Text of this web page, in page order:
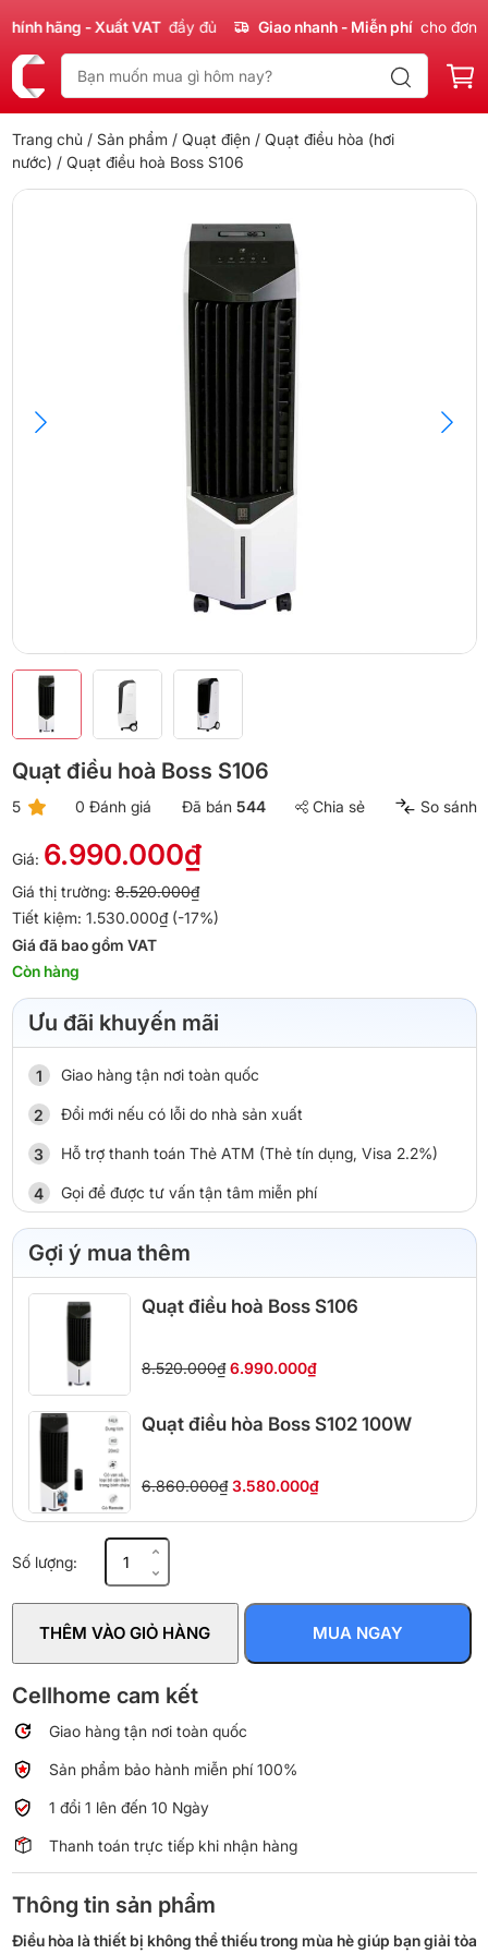
hãng - Xuất VAT đầy đủ Giao nhanh - Miễn phí cho đơn
Trang chủ / Sản phẩm / Quạt điện / Quạt điều hòa (hơi
nước) / Quạt điều hoà Boss S106
Quạt điều hoà Boss S106
5 0 Đánh giá Đã bán 544 Chia sẻ So sánh
Giá: 6.990.000₫
Giá thị trường:8.520.000₫
Tiết kiệm: 1.530.000₫ (-17%)
Giá đã bao gồm VAT
Còn hàng
Ưu đãi khuyến mãi
Giao hàng tận nơi toàn quốc
Đổi mới nếu có lỗi do nhà sản xuất
Hỗ trợ thanh toán Thẻ ATM (Thẻ tín dụng, Visa 2.2%)
Gọi để được tư vấn tận tâm miễn phí
Gợi ý mua thêm
Quạt điều hoà Boss S106
8.520.000₫ 6.990.000₫
Quạt điều hòa Boss S102 100W
6.860.000₫ 3.580.000₫
Số lượng:
Quạt
điều
S106
số
THÊM VÀO GIỎ HÀNG MUA NGAY
Cellhome cam kết
Giao hàng tận nơi toàn quốc
Sản phẩm bảo hành miễn phí 100%
1 đổi 1 lên đến 10 Ngày
Thanh toán trực tiếp khi nhận hàng
Thông tin sản phẩm
Điều hòa là thiết bị không thể thiếu trong mùa hè giúp bạn giải tỏa